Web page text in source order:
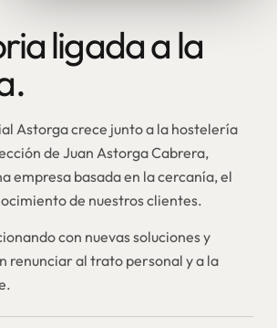
ligada a la
Astorga crece junto a la hostelería
de Juan Astorga Cabrera,
empresa basada en la cercanía, el
de nuestros clientes.
con nuevas soluciones y
renunciar al trato personal y a la